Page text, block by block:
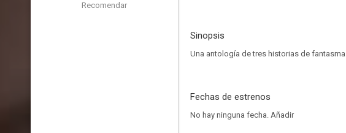
Recomendar
Sinopsis
Una antología de tres historias de
Fechas de estrenos
No hay ninguna fecha. Añadir